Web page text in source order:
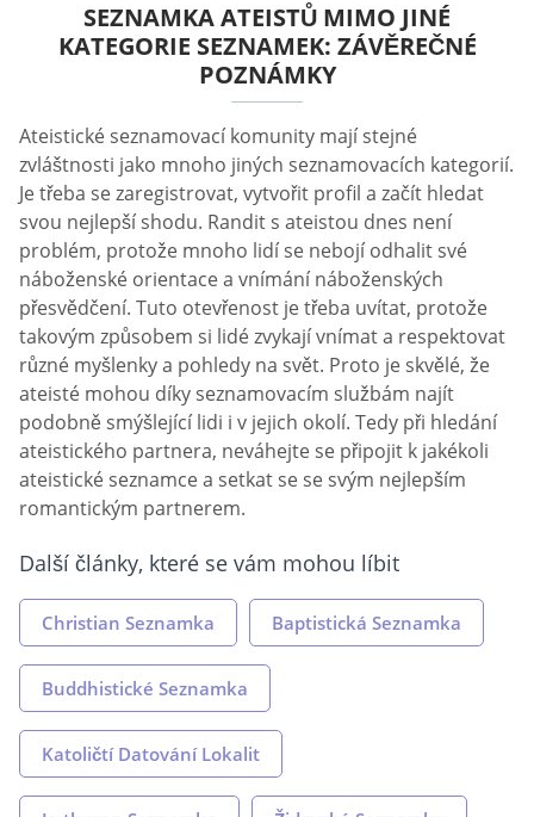
SEZNAMKA ATEISTŮ MIMO JINÉ
KATEGORIE SEZNAMEK: ZÁVĚREČNÉ
POZNÁMKY
Ateistické seznamovací komunity mají stejné
zvláštnosti jako mnoho jiných seznamovacích kategorií.
Je třeba se zaregistrovat, vytvořit profil a začít hledat
svou nejlepší shodu. Randit s ateistou dnes není
problém, protože mnoho lidí se nebojí odhalit své
náboženské orientace a vnímání náboženských
přesvědčení. Tuto otevřenost je třeba uvítat, protože
takovým způsobem si lidé zvykají vnímat a respektovat
různé myšlenky a pohledy na svět. Proto je skvělé, že
ateisté mohou díky seznamovacím službám najít
podobně smýšlející lidi i v jejich okolí. Tedy při hledání
ateistického partnera, neváhejte se připojit k jakékoli
ateistické seznamce a setkat se se svým nejlepším
romantickým partnerem.
Další články, které se vám mohou líbit
Christian Seznamka Baptistická Seznamka
Buddhistické Seznamka
Katoličtí Datování Lokalit